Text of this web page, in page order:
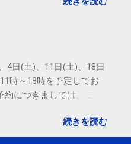
フィジカルコンディショ
stop receiving these
1600 Amphitheatre
United States
4日(土)、11日(土)、18日
時～18時を予定してお
約につきましては、 こち
ありますので、ご予約、
SMS（ショートメッセ
続きを読む